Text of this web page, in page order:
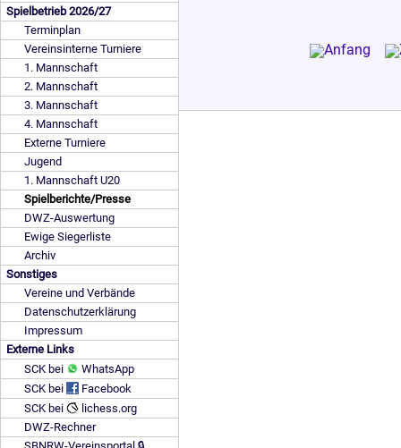
Spielbetrieb 2026/27
Terminplan
Vereinsinterne Turniere
1. Mannschaft
2. Mannschaft
3. Mannschaft
4. Mannschaft
Externe Turniere
Jugend
1. Mannschaft U20
Spielberichte/Presse
DWZ-Auswertung
Ewige Siegerliste
Archiv
Sonstiges
Vereine und Verbände
Datenschutzerklärung
Impressum
Externe Links
SCK bei
WhatsApp
SCK bei
Facebook
SCK bei
lichess.org
DWZ-Rechner